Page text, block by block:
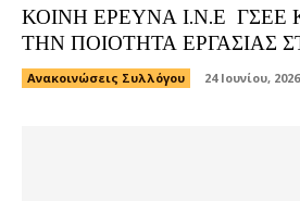
ΚΟΙΝΗ ΕΡΕΥΝΑ Ι.Ν.Ε ΓΣΕΕ
ΤΗΝ ΠΟΙΟΤΗΤΑ ΕΡΓΑΣΙΑΣ
Ανακοινώσεις Συλλόγου 24 Ιουνίου, 2026